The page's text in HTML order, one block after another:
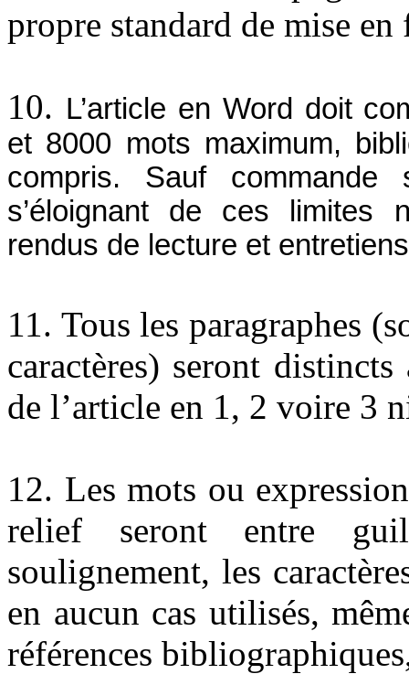
propre standard de mise
10. L’article en Word doit
et 8000 mots maximum,
compris. Sauf commande
s’éloignant de ces
rendus de lecture et
11. Tous les paragraphes
caractères) seront
de l’article en 1, 2 voire 3
12. Les mots ou
relief seront entre
soulignement, les
en aucun cas utilisés,
références